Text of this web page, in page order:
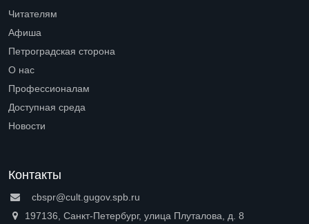
Читателям
Афиша
Петроградская сторона
О нас
Профессионалам
Доступная среда
Новости
Контакты
cbspr@cult.gugov.spb.ru
197136, Санкт-Петербург, улица Плуталова, д. 8